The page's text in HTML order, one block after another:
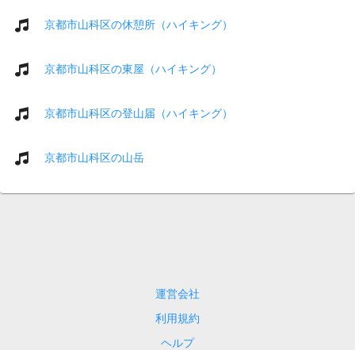
京都市山科区の休憩所（ハイキング）
京都市山科区の東屋（ハイキング）
京都市山科区の登山届（ハイキング）
京都市山科区の山岳
運営会社
利用規約
ヘルプ